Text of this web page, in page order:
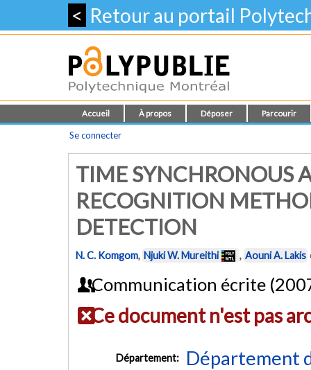
< Retour au portail
Accueil À propos Déposer Parcourir
Se connecter
TIME SYNCHRONOUS
RECOGNITION
DETECTION
N. C. Komgom, Njuki W. Mureithi , Aouni A. Lakis
Communication écrite
Ce document n'est pas
Département: Département